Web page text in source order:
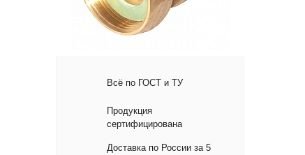
Всё по ГОСТ и ТУ
Продукция
сертифицирована
Доставка по России за 5